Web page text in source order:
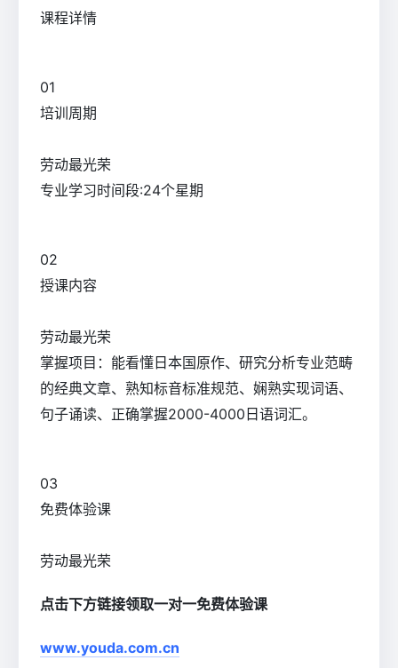
课程详情
01
培训周期
劳动最光荣
专业学习时间段:24个星期
02
授课内容
劳动最光荣
掌握项目：能看懂日本国原作、研究分析专业范畴
的经典文章、熟知标音标准规范、娴熟实现词语、
句子诵读、正确掌握2000-4000日语词汇。
03
免费体验课
劳动最光荣
点击下方链接领取一对一免费体验课
www.youda.com.cn